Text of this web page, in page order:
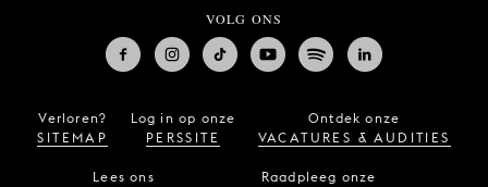
VOLG ONS
Verloren?
SITEMAP
Log in op onze
PERSSITE
Ontdek onze
VACATURES & AUDITIES
Lees ons
Raadpleeg onze